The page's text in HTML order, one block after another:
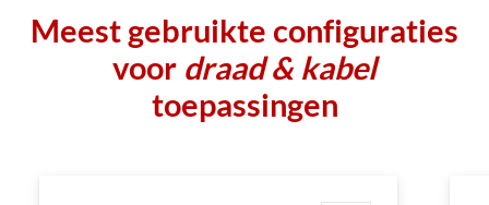
Meest gebruikte configuraties
voor draad & kabel
toepassingen